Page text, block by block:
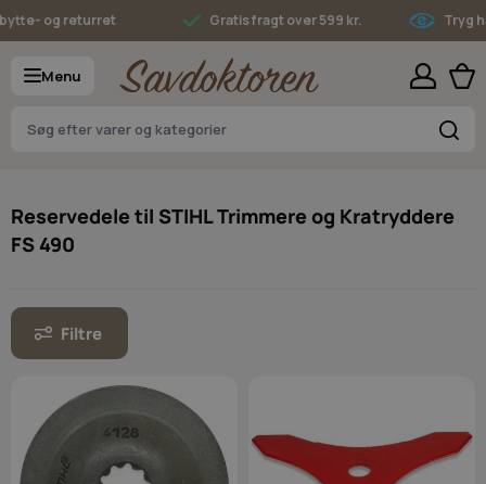
Skip to Content
og returret Gratis fragt over 599 kr. Tryg
Menu
Reservedele til STIHL Trimmere og Kratryddere
FS 490
Filtre